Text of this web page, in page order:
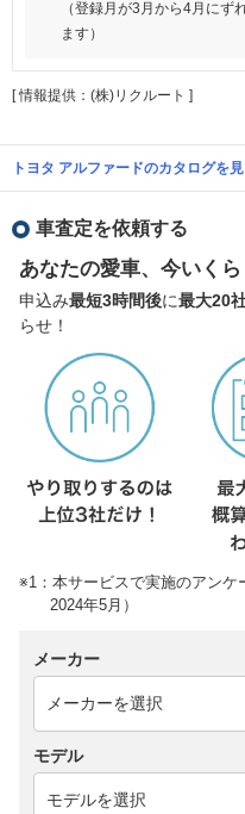
（登録月が3月から4月にず
ます）
[ 情報提供：(株)リクルート ]
トヨタ アルファードのカタログを
車査定を依頼する
あなたの愛車、今いくら
申込み最短3時間後に最大20
らせ！
※1：本サービスで実施のアンケ
2024年5月）
メーカー
モデル